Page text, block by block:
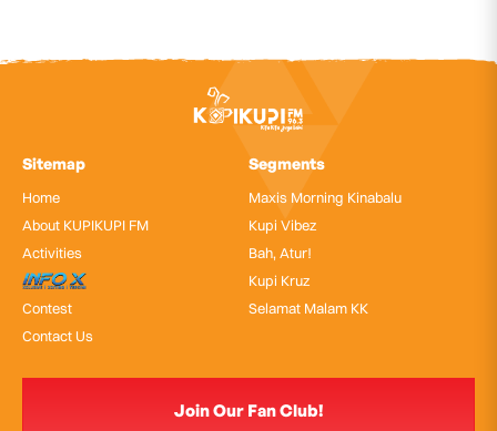
Sitemap
Home
About KUPIKUPI FM
Activities
InfoX
Contest
Contact Us
Segments
Maxis Morning Kinabalu
Kupi Vibez
Bah, Atur!
Kupi Kruz
Selamat Malam KK
Join Our Fan Club!